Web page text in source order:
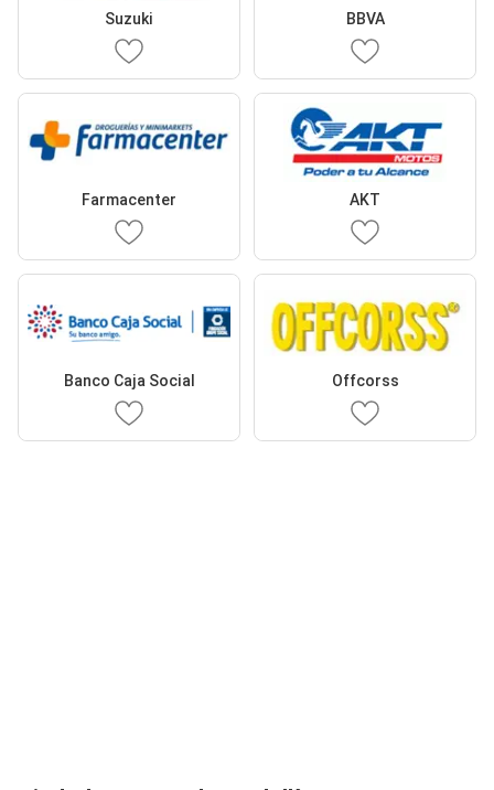
Suzuki BBVA
Farmacenter AKT
Banco Caja Social Offcorss